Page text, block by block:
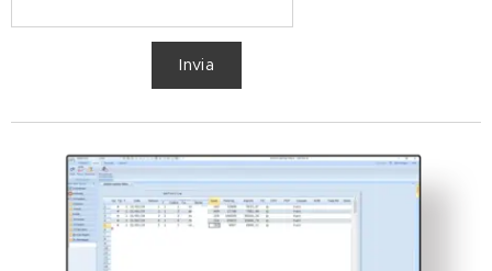
Invia